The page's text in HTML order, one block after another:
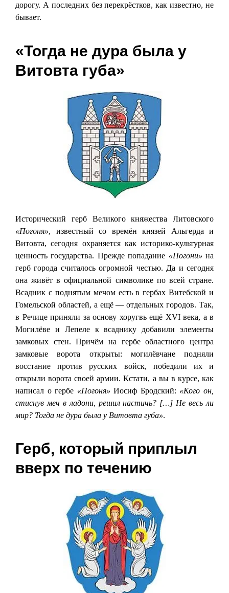
дорогу. А последних без перекрёстков, как известно, не
бывает.
«Тогда не дура была у
Витовта губа»
Исторический герб Великого княжества Литовского
«Погоня», известный со времён князей Альгерда и
Витовта, сегодня охраняется как историко-культурная
ценность государства. Прежде попадание «Погони» на
герб города считалось огромной честью. Да и сегодня
она живёт в официальной символике по всей стране.
Всадник с поднятым мечом есть в гербах Витебской и
Гомельской областей, а ещё — отдельных городов. Так,
в Речице приняли за основу хоругвь ещё XVI века, а в
Могилёве и Лепеле к всаднику добавили элементы
замковых стен. Причём на гербе областного центра
замковые ворота открыты: могилёвчане подняли
восстание против русских войск, победили их и
открыли ворота своей армии. Кстати, а вы в курсе, как
написал о гербе «Погоня» Иосиф Бродский: «Кого он,
стиснув меч в ладони, решил настичь? […] Не весь ли
мир? Тогда не дура была у Витовта губа».
Герб, который приплыл
вверх по течению